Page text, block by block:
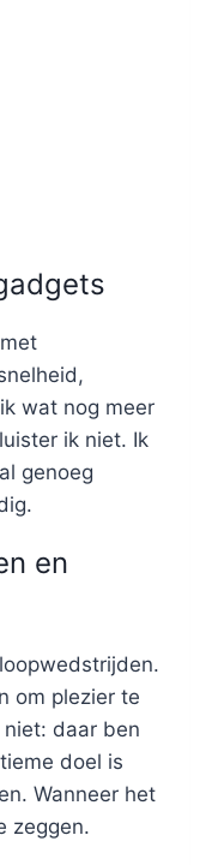
met
wat nog meer
luister ik niet. Ik
genoeg
en
om plezier te
niet: daar ben
doel is
Wanneer het
zeggen.